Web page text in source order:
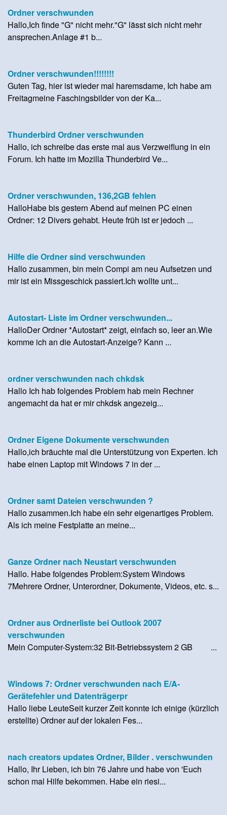
Ordner verschwunden
Hallo,Ich finde "G" nicht mehr."G" lässt sich nicht mehr
ansprechen.Anlage #1 b...
Ordner verschwunden!!!!!!!!
Guten Tag, hier ist wieder mal haremsdame, Ich habe am
Freitagmeine Faschingsbilder von der Ka...
Thunderbird Ordner verschwunden
Hallo, ich schreibe das erste mal aus Verzweiflung in ein
Forum. Ich hatte im Mozilla Thunderbird Ve...
Ordner verschwunden, 136,2GB fehlen
HalloHabe bis gestern Abend auf meinen PC einen
Ordner: 12 Divers gehabt. Heute früh ist er jedoch ...
Hilfe die Ordner sind verschwunden
Hallo zusammen, bin mein Compi am neu Aufsetzen und
mir ist ein Missgeschick passiert.Ich wollte unt...
Autostart- Liste im Ordner verschwunden...
HalloDer Ordner *Autostart* zeigt, einfach so, leer an.Wie
komme ich an die Autostart-Anzeige? Kann ...
ordner verschwunden nach chkdsk
Hallo Ich hab folgendes Problem hab mein Rechner
angemacht da hat er mir chkdsk angezeig...
Ordner Eigene Dokumente verschwunden
Hallo,ich bräuchte mal die Unterstützung von Experten. Ich
habe einen Laptop mit Windows 7 in der ...
Ordner samt Dateien verschwunden ?
Hallo zusammen.Ich habe ein sehr eigenartiges Problem.
Als ich meine Festplatte an meine...
Ganze Ordner nach Neustart verschwunden
Hallo. Habe folgendes Problem:System Windows
7Mehrere Ordner, Unterordner, Dokumente, Videos, etc. s...
Ordner aus Ordnerliste bei Outlook 2007
verschwunden
Mein Computer-System:32 Bit-Betriebssystem 2 GB ...
Windows 7: Ordner verschwunden nach E/A-
Gerätefehler und Datenträgerpr
Hallo liebe LeuteSeit kurzer Zeit konnte ich einige (kürzlich
erstellte) Ordner auf der lokalen Fes...
nach creators updates Ordner, Bilder . verschwunden
Hallo, Ihr Lieben, ich bin 76 Jahre und habe von 'Euch
schon mal Hilfe bekommen. Habe ein riesi...